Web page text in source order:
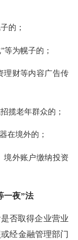
的；
为幌子的；
财等内容广告传
老年群众的；
境外的；
外账户缴纳投资
一夜”法
否取得企业营业
经金融管理部门